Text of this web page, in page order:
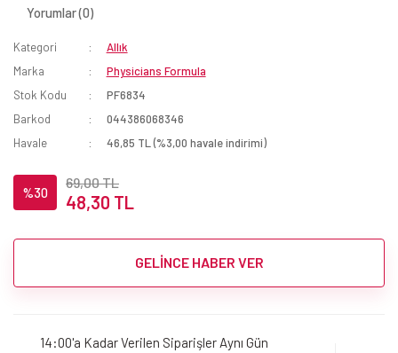
Yorumlar (0)
Kategori
Allık
Marka
Physicians Formula
Stok Kodu
PF6834
Barkod
044386068346
Havale
46,85 TL (%3,00 havale indirimi)
%30
69,00 TL
48,30 TL
GELİNCE HABER VER
14:00'a Kadar Verilen Siparişler Aynı Gün